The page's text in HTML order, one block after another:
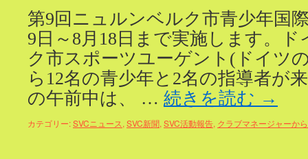
第9回ニュルンベルク市青少年国
9日～8月18日まで実施します。
ク市スポーツユーゲント(ドイツ
ら12名の青少年と2名の指導者が
の午前中は、 … 続きを読む →
カテゴリー:SVCニュース, SVC新聞, SVC活動報告, クラブマネージャーから